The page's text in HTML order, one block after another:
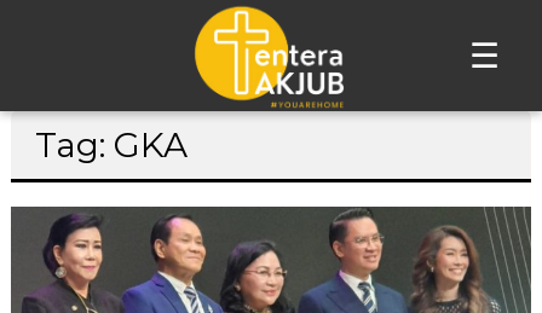
☰
Lompat
Tag: GKA